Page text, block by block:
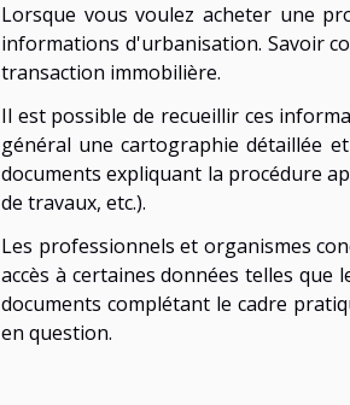
Lorsque vous voulez acheter une
informations d'urbanisation. Savoir
transaction immobilière.
Il est possible de recueillir ces
général une cartographie détaillée
documents expliquant la procédure
de travaux, etc.).
Les professionnels et organismes
accès à certaines données telles que
documents complétant le cadre
en question.